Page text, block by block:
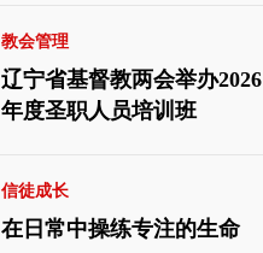
教会管理
辽宁省基督教两会举办2026
年度圣职人员培训班
信徒成长
在日常中操练专注的生命